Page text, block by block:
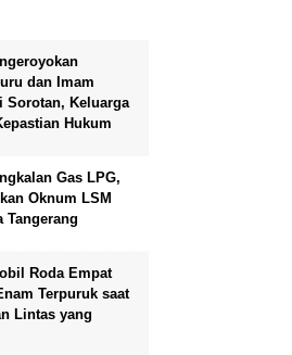
dan Imam
Sorotan, Keluarga
Hukum
Gas LPG,
Oknum LSM
Tangerang
Roda Empat
Terpuruk saat
Lintas yang